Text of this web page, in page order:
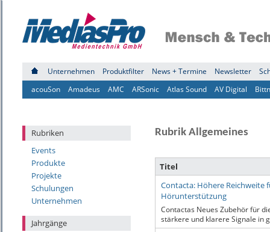
Unternehmen Produktfilter News + Termine Newsletter
acouSon
Amadeus AMC ARSonic Atlas Sound AV Digital
Rubriken
Events
Produkte
Projekte
Schulungen
Unternehmen
Jahrgänge
Rubrik Allgemeines
Titel
Contacta: Höhere Reichweite
Hörunterstützung
Contactas Neues Zubehör für
stärkere und klarere Signale in